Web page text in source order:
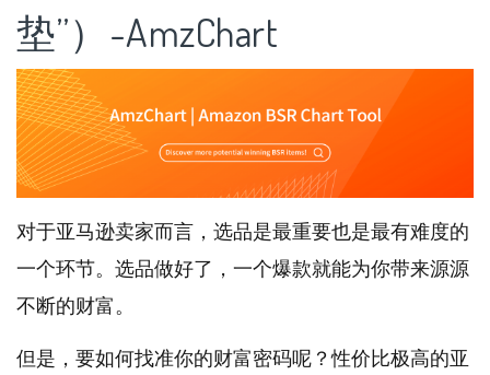
垫”）-AmzChart
对于亚马逊卖家而言，选品是最重要也是最有难度的
一个环节。选品做好了，一个爆款就能为你带来源源
不断的财富。
但是，要如何找准你的财富密码呢？性价比极高的亚